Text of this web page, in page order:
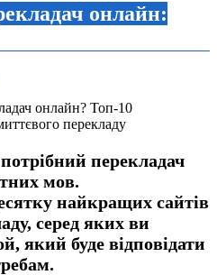
онлайн:
перекладач
мов.
найкращих сайтів
серед яких ви
який буде відповідати